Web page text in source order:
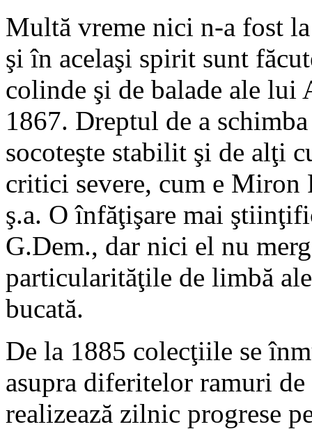
Multă vreme nici n-a fost
şi în acelaşi spirit sunt
colinde şi de balade ale
1867. Dreptul de a
socoteşte stabilit şi de alţi
critici severe, cum e
ş.a. O înfăţişare mai
G.Dem., dar nici el nu
particularităţile de limbă
bucată.
De la 1885 colecţiile se
asupra diferitelor ramuri
realizează zilnic progrese